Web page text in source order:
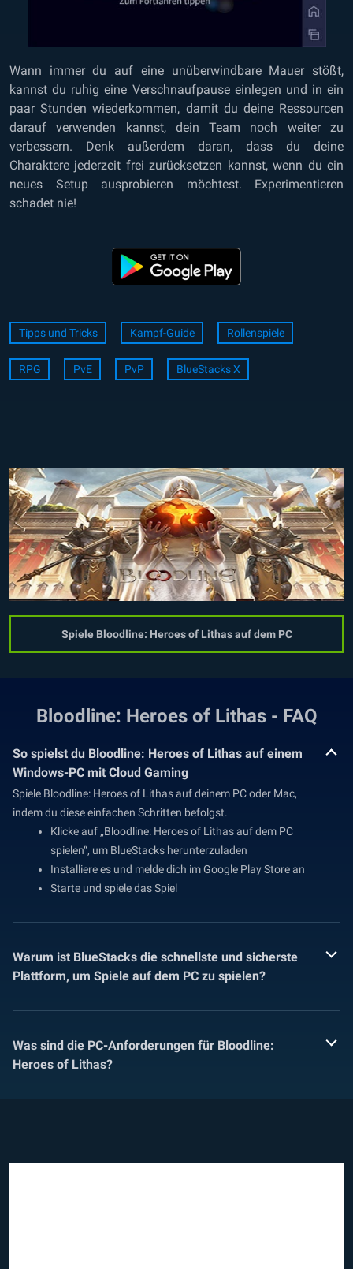
Wann immer du auf eine unüberwindbare Mauer stößt,
kannst du ruhig eine Verschnaufpause einlegen und in ein
paar Stunden wiederkommen, damit du deine Ressourcen
darauf verwenden kannst, dein Team noch weiter zu
verbessern. Denk außerdem daran, dass du deine
Charaktere jederzeit frei zurücksetzen kannst, wenn du ein
neues Setup ausprobieren möchtest. Experimentieren
schadet nie!
Tipps und Tricks Kampf-Guide Rollenspiele
RPG PvE PvP BlueStacks X
Spiele Bloodline: Heroes of Lithas auf dem PC
Bloodline: Heroes of Lithas - FAQ
So spielst du Bloodline: Heroes of Lithas auf einem
Windows-PC mit Cloud Gaming
Spiele Bloodline: Heroes of Lithas auf deinem PC oder Mac,
indem du diese einfachen Schritten befolgst.
Klicke auf „Bloodline: Heroes of Lithas auf dem PC
spielen“, um BlueStacks herunterzuladen
Installiere es und melde dich im Google Play Store an
Starte und spiele das Spiel
Warum ist BlueStacks die schnellste und sicherste
Plattform, um Spiele auf dem PC zu spielen?
Was sind die PC-Anforderungen für Bloodline:
Heroes of Lithas?